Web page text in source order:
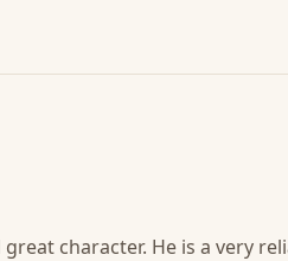
character. He is a very